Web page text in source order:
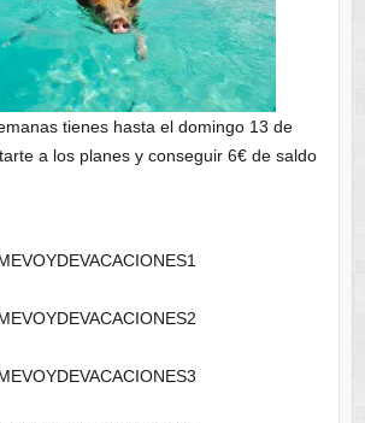
tienes hasta el domingo 13 de
a los planes y conseguir 6€ de saldo